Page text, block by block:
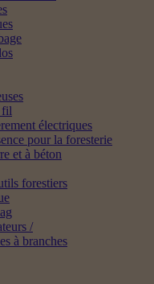
fil
électriques
pour la foresterie
et à béton
forestiers
/
à branches